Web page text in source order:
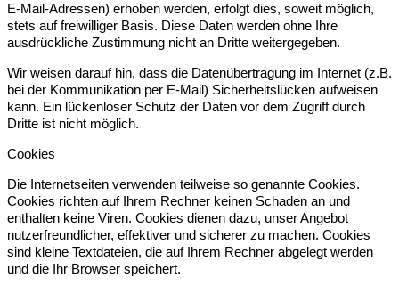
E-Mail-Adressen) erhoben werden, erfolgt dies, soweit möglich,
stets auf freiwilliger Basis. Diese Daten werden ohne Ihre
ausdrückliche Zustimmung nicht an Dritte weitergegeben.
Wir weisen darauf hin, dass die Datenübertragung im Internet (z.B.
bei der Kommunikation per E-Mail) Sicherheitslücken aufweisen
kann. Ein lückenloser Schutz der Daten vor dem Zugriff durch
Dritte ist nicht möglich.
Cookies
Die Internetseiten verwenden teilweise so genannte Cookies.
Cookies richten auf Ihrem Rechner keinen Schaden an und
enthalten keine Viren. Cookies dienen dazu, unser Angebot
nutzerfreundlicher, effektiver und sicherer zu machen. Cookies
sind kleine Textdateien, die auf Ihrem Rechner abgelegt werden
und die Ihr Browser speichert.